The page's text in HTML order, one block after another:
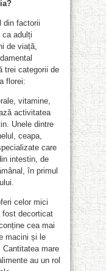
din factorii
ca adulți
de viață,
trei categorii de
florei:
vitamine,
activitatea
Unele dintre
ceapa,
care
intestin, de
în primul
celor mici
fost decorticat
cea mai
macini și le
mare
au un rol